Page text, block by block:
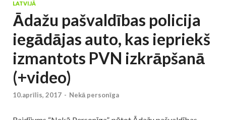
LATVIJĀ
Ādažu pašvaldības policija
iegādājas auto, kas iepriekš
izmantots PVN izkrāpšanā
(+video)
10.aprīlis, 2017 - Nekā personīga